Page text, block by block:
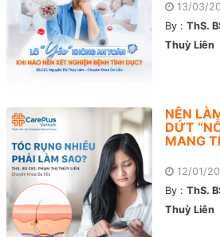
13/03/
By : ThS.
Thuỳ Liên
NÊN
DỨT
MANG
12/01/
By : ThS.
Thuỳ Liên